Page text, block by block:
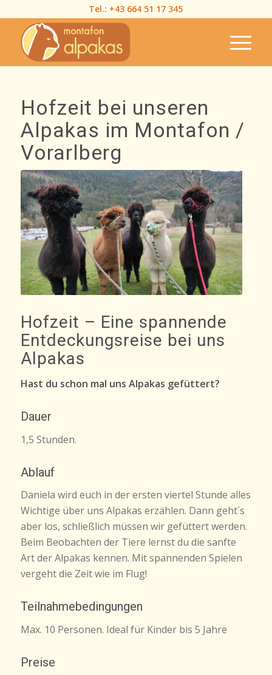
Tel.: +43 664 51 17 345
Hofzeit bei unseren
Alpakas im Montafon /
Vorarlberg
Hofzeit – Eine spannende
Entdeckungsreise bei uns
Alpakas
Hast du schon mal uns Alpakas gefüttert?
Dauer
1,5 Stunden.
Ablauf
Daniela wird euch in der ersten viertel Stunde alles
Wichtige über uns Alpakas erzählen. Dann geht´s
aber los, schließlich müssen wir gefüttert werden.
Beim Beobachten der Tiere lernst du die sanfte
Art der Alpakas kennen. Mit spannenden Spielen
vergeht die Zeit wie im Flug!
Teilnahmebedingungen
Max. 10 Personen. Ideal für Kinder bis 5 Jahre
Preise